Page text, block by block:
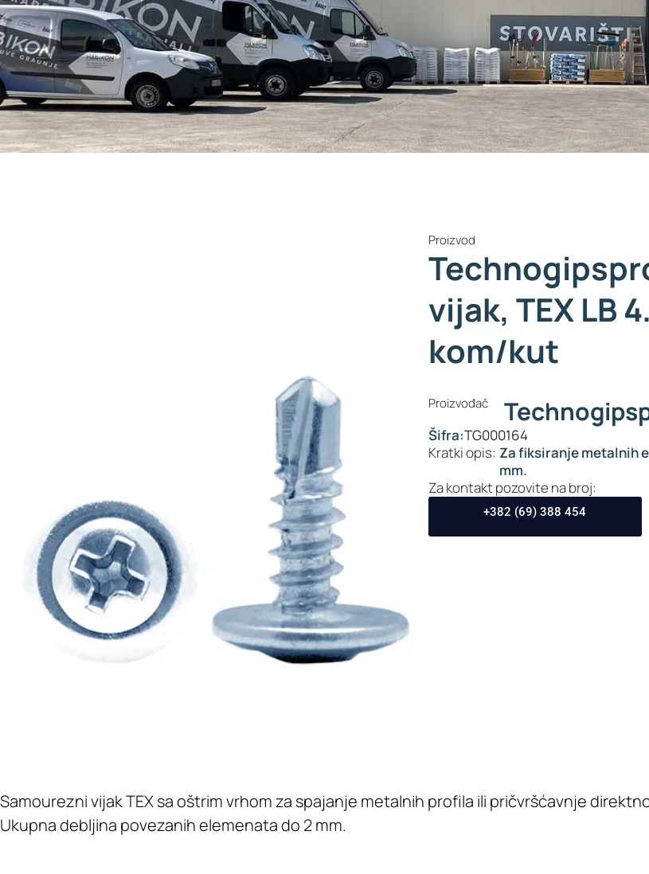
Proizvod
vijak, TEX LB
kom/kut
Proizvođač
Šifra:TG000164
Kratki opis: Za fiksiranje metalnih
mm.
Za kontakt pozovite na broj:
+382 (69) 388 454
Samourezni vijak TEX sa oštrim vrhom za spajanje metalnih profila ili pričvršćavnje
Ukupna debljina povezanih elemenata do 2 mm.